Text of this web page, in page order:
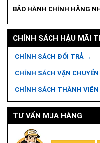
BẢO HÀNH CHÍNH HÃNG
CHÍNH SÁCH HẬU MÃI
CHÍNH SÁCH ĐỔI TRẢ →
CHÍNH SÁCH VẬN
CHÍNH SÁCH THÀNH
TƯ VẤN MUA HÀNG